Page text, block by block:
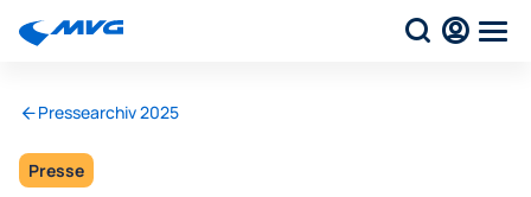
Pressearchiv 2025
Presse